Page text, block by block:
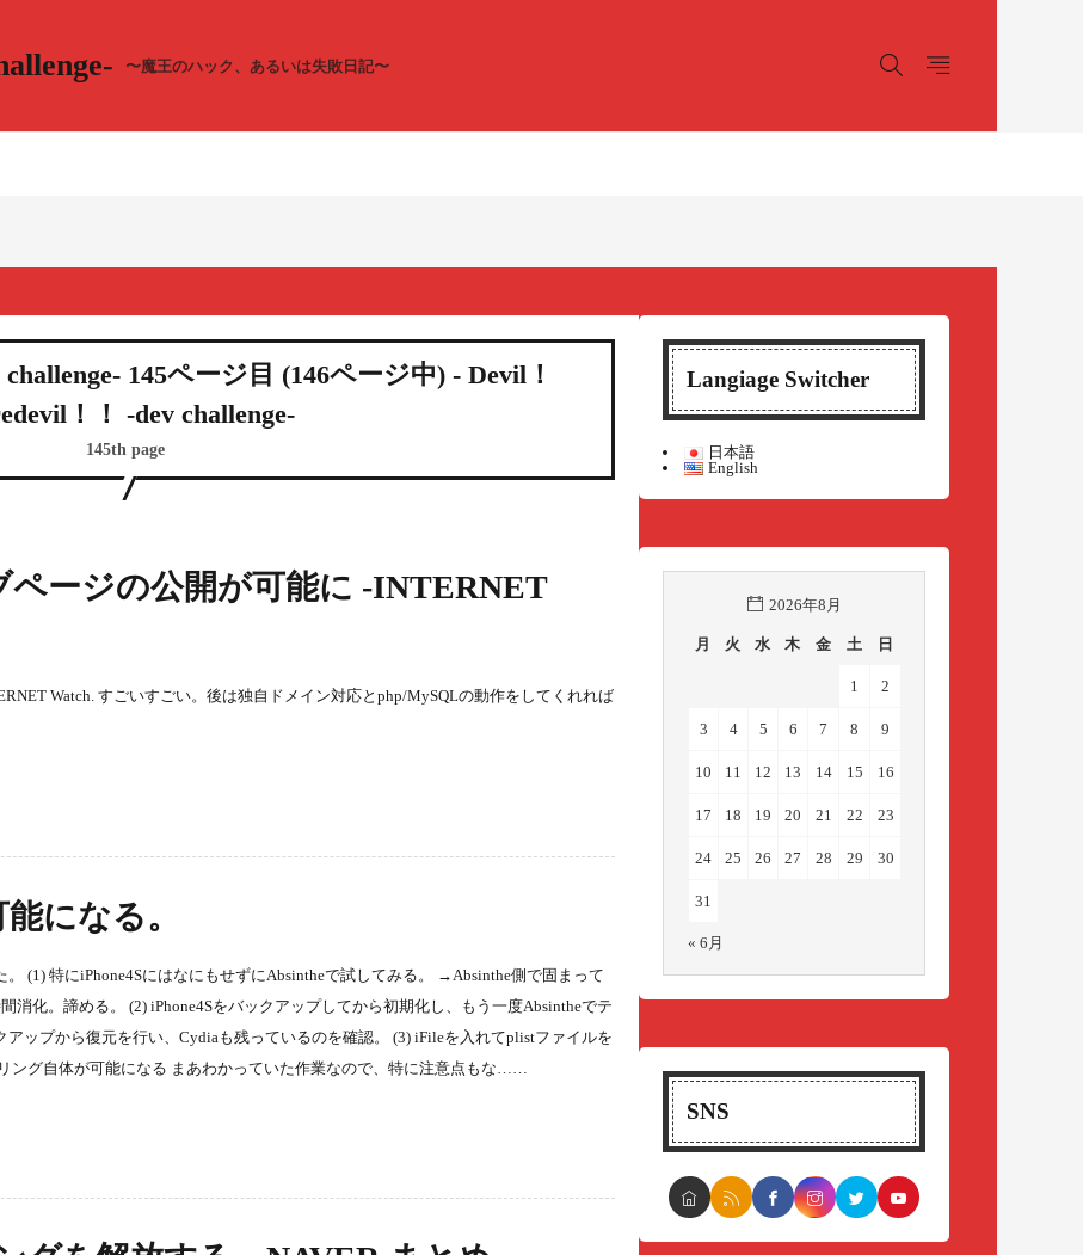
〜魔王のハック、あるいは失敗日記〜
145ページ目 (146ページ中) - Devil！
！！ -dev challenge-
145th page
ページの公開が可能に -INTERNET
Watch. すごいすごい。後は独自ドメイン対応とphp/MySQLの動作をしてくれれば
になる。
(1) 特にiPhone4SにはなにもせずにAbsintheで試してみる。 →Absinthe側で固まって
消化。諦める。 (2) iPhone4Sをバックアップしてから初期化し、もう一度Absintheでテ
ップから復元を行い、Cydiaも残っているのを確認。 (3) iFileを入れてplistファイルを
ング自体が可能になる まあわかっていた作業なので、特に注意点もな……
Langiage Switcher
日本語
English
2026年8月
月 火 水 木 金 土 日
1 2
3 4 5 6 7 8 9
10 11 12 13 14 15 16
17 18 19 20 21 22 23
24 25 26 27 28 29 30
31
« 6月
SNS